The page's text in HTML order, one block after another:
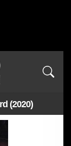
(2020)